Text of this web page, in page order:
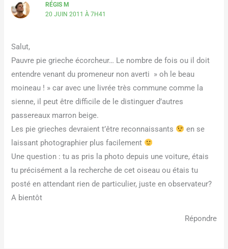
RÉGIS M
20 JUIN 2011 À 7H41
Salut,
Pauvre pie grieche écorcheur… Le nombre de fois ou il doit
entendre venant du promeneur non averti » oh le beau
moineau ! » car avec une livrée très commune comme la
sienne, il peut être difficile de le distinguer d’autres
passereaux marron beige.
Les pie grieches devraient t’être reconnaissants
en se
laissant photographier plus facilement
Une question : tu as pris la photo depuis une voiture, étais
tu précisément a la recherche de cet oiseau ou étais tu
posté en attendant rien de particulier, juste en observateur?
A bientôt
Répondre